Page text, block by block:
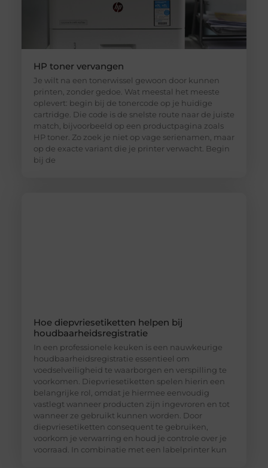
HP toner vervangen
Je wilt na een tonerwissel gewoon door kunnen
printen, zonder gedoe. Wat meestal het meeste
oplevert: begin bij de tonercode op je huidige
cartridge. Die code is de snelste route naar de juiste
match, bijvoorbeeld op een productpagina zoals
HP toner. Zo zoek je niet op vage serienamen, maar
op de exacte variant die je printer verwacht. Begin
bij de
Hoe diepvriesetiketten helpen bij
houdbaarheidsregistratie
In een professionele keuken is een nauwkeurige
houdbaarheidsregistratie essentieel om
voedselveiligheid te waarborgen en verspilling te
voorkomen. Diepvriesetiketten spelen hierin een
belangrijke rol, omdat je hiermee eenvoudig
vastlegt wanneer producten zijn ingevroren en tot
wanneer ze gebruikt kunnen worden. Door
diepvriesetiketten consequent te gebruiken,
voorkom je verwarring en houd je controle over je
voorraad. In combinatie met een labelprinter kun